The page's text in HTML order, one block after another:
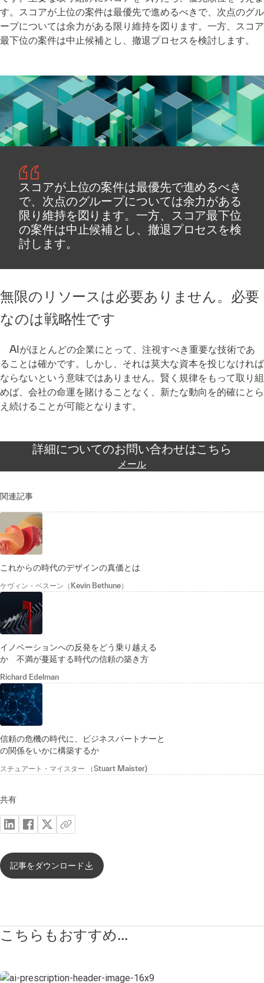
す。スコアが上位の案件は最優先で進めるべきで、次点のグル
ープについては余力がある限り維持を図ります。一方、スコア
最下位の案件は中止候補とし、撤退プロセスを検討します。
スコアが上位の案件は最優先で進めるべき
で、次点のグループについては余力がある
限り維持を図ります。一方、スコア最下位
の案件は中止候補とし、撤退プロセスを検
討します。
無限のリソースは必要ありません。必要
なのは戦略性です
AIがほとんどの企業にとって、注視すべき重要な技術であ
ることは確かです。しかし、それは莫大な資本を投じなければ
ならないという意味ではありません。賢く規律をもって取り組
めば、会社の命運を賭けることなく、新たな動向を的確にとら
え続けることが可能となります。
詳細についてのお問い合わせはこちら
メール
関連記事
これからの時代のデザインの真価とは
ケヴィン・ベスーン（Kevin Bethune）
イノベーションへの反発をどう乗り越える
か 不満が蔓延する時代の信頼の築き方
Richard Edelman
信頼の危機の時代に、ビジネスパートナーと
の関係をいかに構築するか
スチュアート・マイスター （Stuart Maister)
共有
記事をダウンロード
こちらもおすすめ...